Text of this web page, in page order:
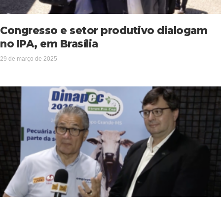
Congresso e setor produtivo dialogam
no IPA, em Brasília
29 de março de 2025